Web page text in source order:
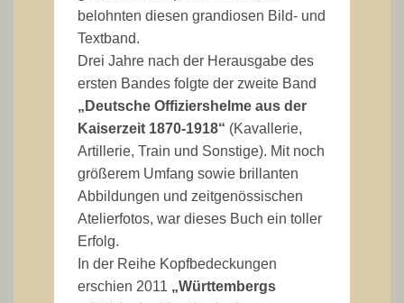
belohnten diesen grandiosen Bild- und
Textband.
Drei Jahre nach der Herausgabe des
ersten Bandes folgte der zweite Band
„Deutsche Offiziershelme aus der
Kaiserzeit 1870-1918“ (Kavallerie,
Artillerie, Train und Sonstige). Mit noch
größerem Umfang sowie brillanten
Abbildungen und zeitgenössischen
Atelierfotos, war dieses Buch ein toller
Erfolg.
In der Reihe Kopfbedeckungen
erschien 2011 „Württembergs